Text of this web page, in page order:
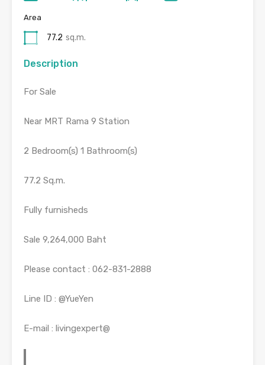
Area
77.2 sq.m.
Description
For Sale
Near MRT Rama 9 Station
2 Bedroom(s) 1 Bathroom(s)
77.2 Sq.m.
Fully furnisheds
Sale 9,264,000 Baht
Please contact : 062-831-2888
Line ID : @YueYen
E-mail : livingexpert@